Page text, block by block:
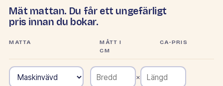
Mät mattan. Du får ett ungefärligt
pris innan du bokar.
MATTA
MÅTT I
CM
CA-PRIS
×